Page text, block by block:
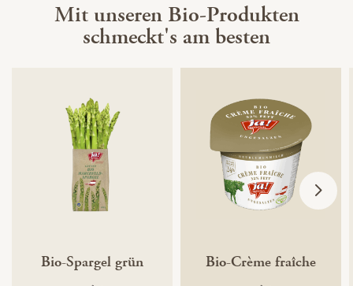
Mit unseren Bio-Produkten
schmeckt's am besten
Bio-Spargel grün Bio-Crème fraîche